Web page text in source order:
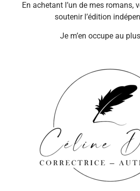
En achetant l’un de mes romans,
soutenir l’édition
Je m’en occupe au